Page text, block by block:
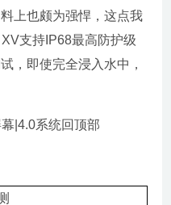
上也颇为强悍，这点我
支持IP68最高防护级
，即使完全浸入水中，
|4.0系统回顶部